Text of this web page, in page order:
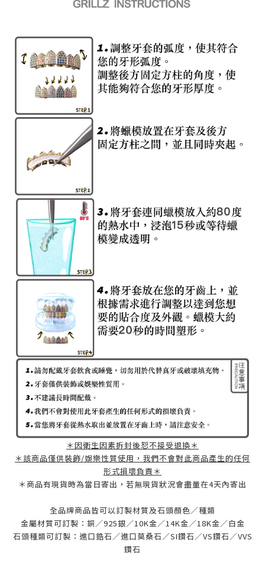
＊因衛生因素拆封後恕不接受退換＊
＊該商品僅供裝飾/娛樂性質使用，我們不會對此商品產生的任何
形式損壞負責＊
＊商品有現貨時為當日寄出，若無現貨狀況會盡量在4天內寄出
全品牌商品皆可以訂製材質及石頭顏色／種類
金屬材質可訂製：銅／925銀／10K金／14K金／18K金／白金
石頭種類可訂製：進口鋯石／進口莫桑石／SI鑽石／VS鑽石／VVS
鑽石